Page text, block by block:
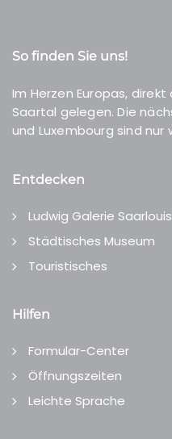
So finden Sie uns!
Im Herzen Europas,
Saartal gelegen. Die
und Luxembourg sind
Entdecken
Ludwig Galerie Saarlouis
Städtisches Museum
Touristisches
Hilfen
Formular-Center
Öffnungszeiten
Leichte Sprache